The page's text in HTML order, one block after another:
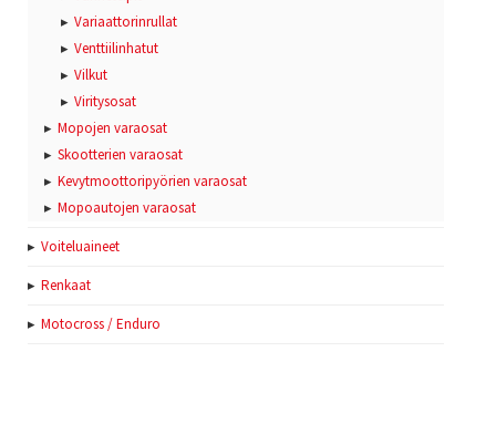
Variaattorinrullat
Venttiilinhatut
Vilkut
Viritysosat
Mopojen varaosat
Skootterien varaosat
Kevytmoottoripyörien varaosat
Mopoautojen varaosat
Voiteluaineet
Renkaat
Motocross / Enduro